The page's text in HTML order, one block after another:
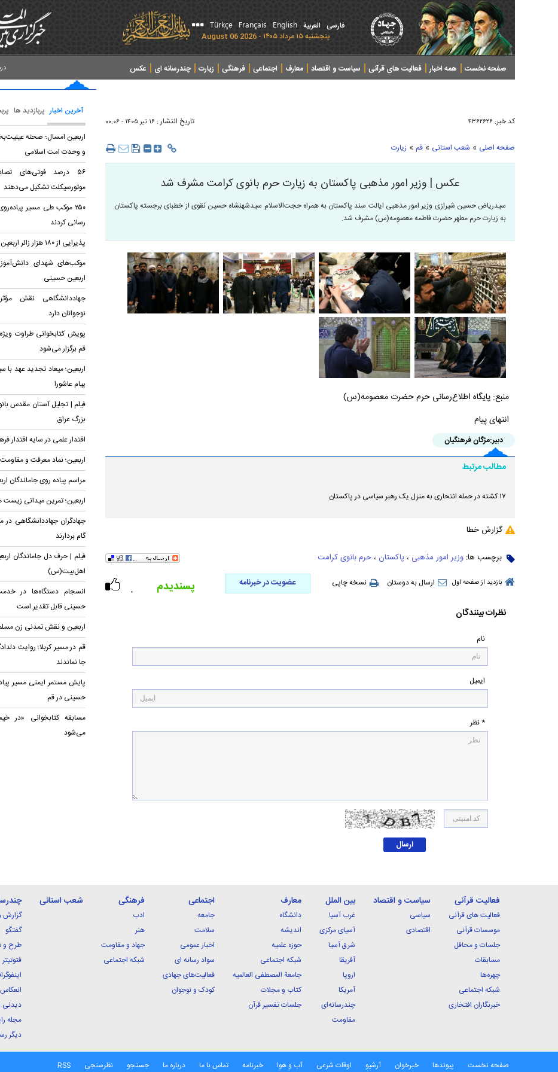
فارسی العربیة English
Français
Türkçe
پنجشنبه ۱۵ مرداد ۱۴۰۵ - 2026 August 06
صفحه نخست همه اخبار فعالیت های قرآنی سیاست و اقتصاد معارف اجتماعی فرهنگی زیارت چندرسانه ای عکس
کد خبر: ۴۳۶۲۶۲۶ تاریخ انتشار : ۱۶ تير ۱۴۰۵ - ۰۰:۰۶
صفحه اصلی » شعب استانی » قم » زیارت
عکس | وزیر امور مذهبی پاکستان به زیارت حرم بانوی کرامت مشرف شد
سیدریاض حسین شیرازی وزیر امور مذهبی ایالت سند پاکستان به همراه حجت‌الاسلام سیدشهنشاه حسین نقوی از خطبای برجسته پاکستان
به زیارت حرم مطهر حضرت فاطمه معصومه(س) مشرف شد.
منبع: پایگاه اطلاع‌رسانی حرم حضرت معصومه(س)
انتهای پیام
دبیر:مژگان فرهنگیان
مطالب مرتبط
۱۷ کشته در حمله انتحاری به منزل یک رهبر سیاسی در پاکستان
گزارش خطا
برچسب ها: وزیر امور مذهبی ، پاکستان ، حرم بانوی کرامت
بازدید از صفحه اول ارسال به دوستان نسخه چاپی عضویت در خبرنامه
۰ پسندیدم
نظرات بینندگان
نام
ایمیل
* نظر
آخرین اخبار پربازدید ها
اربعین امسال؛ صحنه
و وحدت امت اسلامی
۵۶ درصد فوتی‌های
موتورسیکلت تشکیل می‌دهند
۲۵۰ موکب طی مسیر
رسانی کردند
پذیرایی از ۱۸۰ هزار زائر اربعین در مسجد جمکران
موکب‌های شهدای دانش‌آموز
اربعین حسینی
جهاددانشگاهی نقش
نوجوانان دارد
پویش کتابخوانی طراوت
قم برگزار می‌شود
اربعین؛ میعاد تجدید عهد با
پیام عاشورا
فیلم | تجلیل آستان مقدس
بزرگ عراق
اقتدار علمی در سایه اقتدار
اربعین؛ نماد معرفت و
مراسم پیاده روی جاماندگان
اربعین؛ تمرین میدانی
جهادگران جهاددانشگاهی در
گام بردارند
فیلم | حرف دل جاماندگان
اهل‌بیت(س)
انسجام دستگاه‌ها در
حسینی قابل تقدیر است
اربعین و نقش تمدنی زن
قم در مسیر کربلا؛ روایت
جا نماندند
پایش مستمر ایمنی مسیر
حسینی در قم
مسابقه کتابخوانی «در
می‌شود
فعالیت قرآنی
فعالیت های قرآنی
موسسات قرآنی
جلسات و محافل
مسابقات
چهره‌ها
شبکه اجتماعی
خبرنگاران افتخاری
سیاست و اقتصاد
سیاسی
اقتصادی
بین الملل
غرب آسیا
آسیای مرکزی
شرق آسیا
آفریقا
اروپا
آمریکا
چندرسانه‌ای
مقاومت
معارف
دانشگاه
اندیشه
حوزه علمیه
شبکه اجتماعی
جامعة المصطفی العالمیه
کتاب و مجلات
جلسات تفسیر قرآن
اجتماعی
جامعه
سلامت
اخبار عمومی
سواد رسانه ای
فعالیت‌های جهادی
کودک و نوجوان
فرهنگی
ادب
هنر
جهاد و مقاومت
شبکه اجتماعی
شعب استانی
گزارش
گفتگو
طرح و
فتوتیتر
دیدنی
مجله
دیگر
صفحه نخست پیوندها خبرخوان آرشیو اوقات شرعی آب و هوا خبرنامه تماس با ما درباره ما جستجو نظرسنجی RSS